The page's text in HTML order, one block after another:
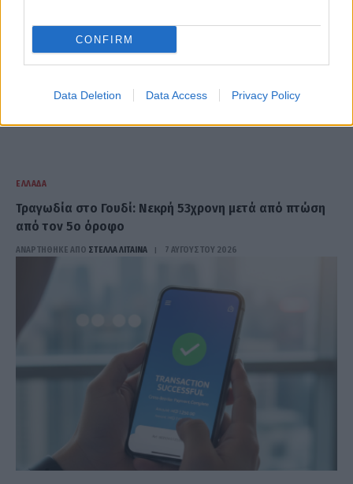
CONFIRM
Data Deletion Data Access Privacy Policy
ΕΛΛΆΔΑ
Τραγωδία στο Γουδί: Νεκρή 53χρονη μετά από πτώση
από τον 5ο όροφο
ΑΝΑΡΤΗΘΗΚΕ ΑΠΟ ΣΤΈΛΛΑ ΛΊΤΑΙΝΑ 7 ΑΥΓΟΎΣΤΟΥ 2026